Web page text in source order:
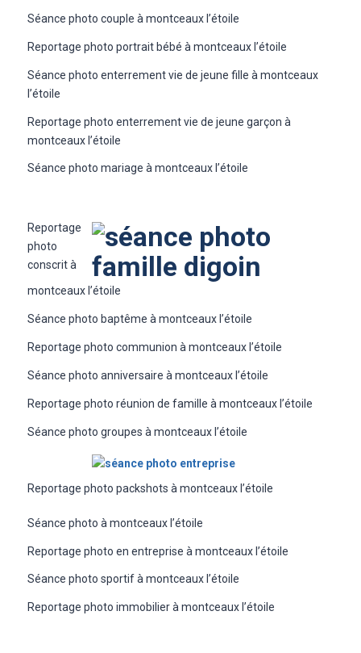
Séance photo couple à montceaux l’étoile
Reportage photo portrait bébé à montceaux l’étoile
Séance photo enterrement vie de jeune fille à montceaux
l’étoile
Reportage photo enterrement vie de jeune garçon à
montceaux l’étoile
Séance photo mariage à montceaux l’étoile
Reportage
photo
conscrit à
montceaux l’étoile
Séance photo baptême à montceaux l’étoile
Reportage photo communion à montceaux l’étoile
Séance photo anniversaire à montceaux l’étoile
Reportage photo réunion de famille à montceaux l’étoile
Séance photo groupes à montceaux l’étoile
Reportage photo packshots à montceaux l’étoile
Séance photo à montceaux l’étoile
Reportage photo en entreprise à montceaux l’étoile
Séance photo sportif à montceaux l’étoile
Reportage photo immobilier à montceaux l’étoile